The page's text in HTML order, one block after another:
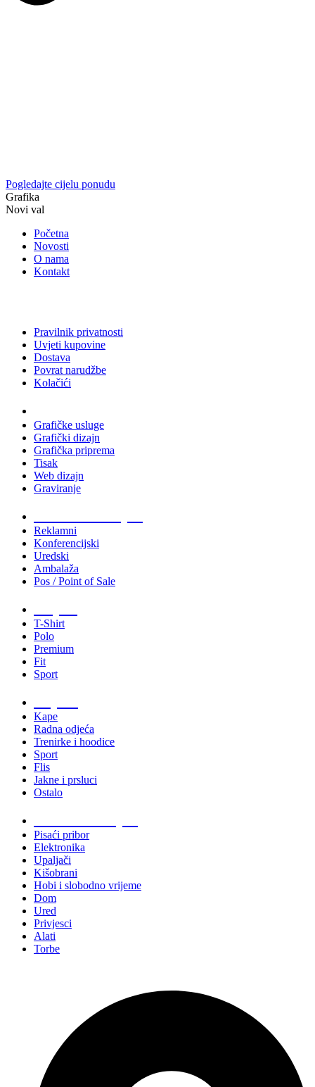
Pogledajte cijelu ponudu
Grafika
Novi val
Početna
Novosti
O nama
Kontakt
Pravilnik privatnosti
Uvjeti kupovine
Dostava
Povrat narudžbe
Kolačići
Grafičke usluge
Grafički dizajn
Grafička priprema
Tisak
Web dizajn
Graviranje
Reklamni
Konferencijski
Uredski
Ambalaža
Pos / Point of Sale
T-Shirt
Polo
Premium
Fit
Sport
Kape
Radna odjeća
Trenirke i hoodice
Sport
Flis
Jakne i prsluci
Ostalo
Pisaći pribor
Elektronika
Upaljači
Kišobrani
Hobi i slobodno vrijeme
Dom
Ured
Privjesci
Alati
Torbe